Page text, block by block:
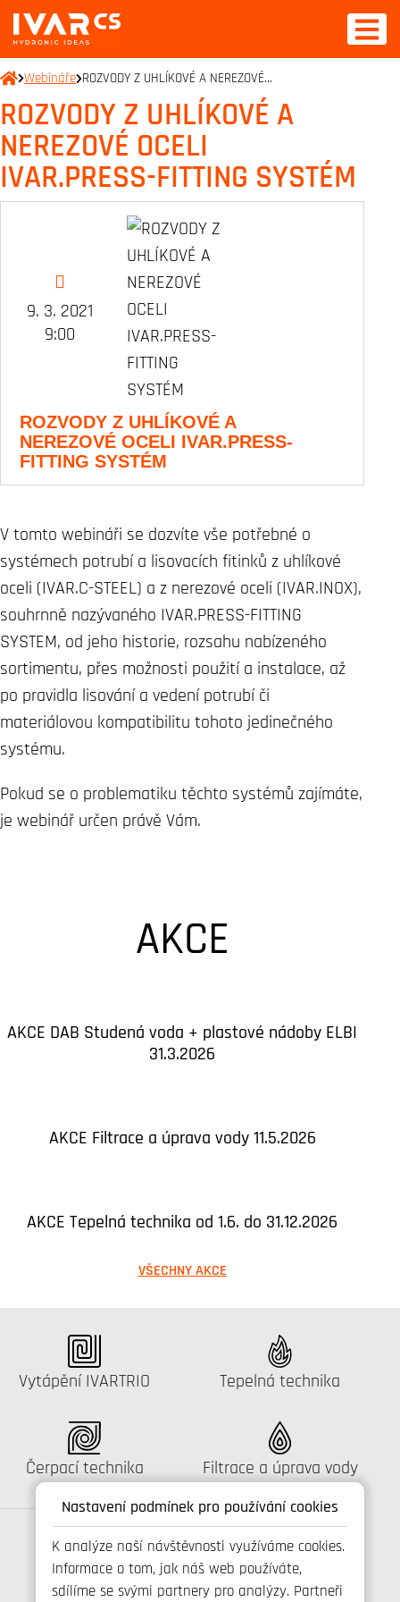
Nastavení podmínek pro používání cookies
K analýze naší návštěvnosti využíváme cookies.
Informace o tom, jak náš web používáte,
sdílíme se svými partnery pro analýzy. Partneři
Webináře ROZVODY Z UHLÍKOVÉ A NEREZOVÉ…
ROZVODY Z UHLÍKOVÉ A
NEREZOVÉ OCELI
IVAR.PRESS-FITTING SYSTÉM
9. 3. 2021
9:00
ROZVODY Z UHLÍKOVÉ A
NEREZOVÉ OCELI IVAR.PRESS-
FITTING SYSTÉM
V tomto webináři se dozvíte vše potřebné o
systémech potrubí a lisovacích fitinků z uhlíkové
oceli (IVAR.C-STEEL) a z nerezové oceli (IVAR.INOX),
souhrnně nazývaného IVAR.PRESS-FITTING
SYSTEM, od jeho historie, rozsahu nabízeného
sortimentu, přes možnosti použití a instalace, až
po pravidla lisování a vedení potrubí či
materiálovou kompatibilitu tohoto jedinečného
systému.
Pokud se o problematiku těchto systémů zajímáte,
je webinář určen právě Vám.
AKCE
AKCE DAB Studená voda + plastové nádoby ELBI
31.3.2026
AKCE Filtrace a úprava vody 11.5.2026
AKCE Tepelná technika od 1.6. do 31.12.2026
VŠECHNY AKCE
Katalog:
Vytápění IVARTRIO Katalog:
Tepelná technika
Katalog:
Čerpací technika Katalog:
Filtrace a úprava vody
Spojte se s námi